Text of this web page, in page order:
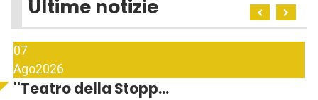
Ultime notizie
07
Ago2026
''Teatro della Stopp...